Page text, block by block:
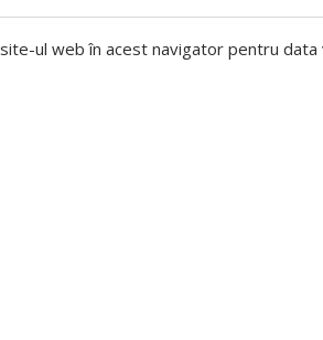
ul web în acest navigator pentru